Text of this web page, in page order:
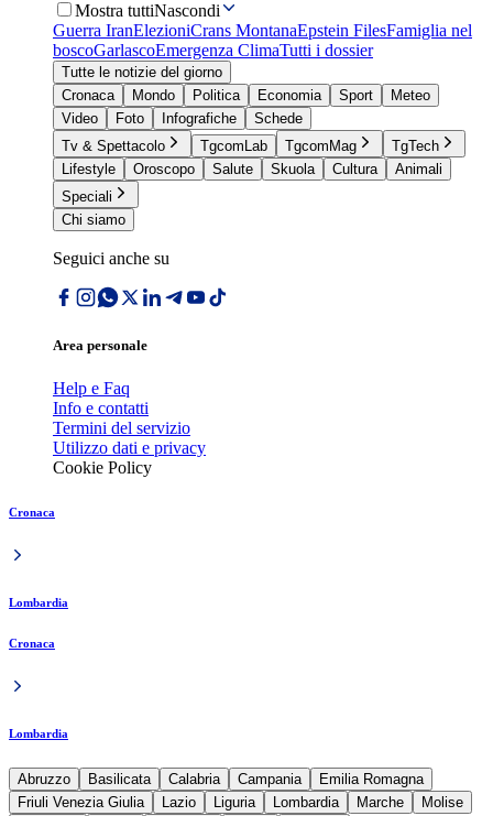
Mostra tuttiNascondi
Guerra IranElezioniCrans MontanaEpstein FilesFamiglia nel
boscoGarlascoEmergenza ClimaTutti i dossier
Tutte le notizie del giorno
Cronaca
Mondo Politica Economia Sport
Meteo
Video
Foto Infografiche
Schede
Tv & Spettacolo
TgcomLab TgcomMag
TgTech
Lifestyle
Oroscopo Salute Skuola Cultura
Animali
Speciali
Chi siamo
Seguici anche su
Area personale
Help e Faq
Info e contatti
Termini del servizio
Utilizzo dati e privacy
Cookie Policy
Cronaca
Lombardia
Cronaca
Lombardia
Abruzzo Basilicata Calabria Campania
Emilia Romagna
Friuli Venezia Giulia
Lazio Liguria Lombardia Marche
Molise